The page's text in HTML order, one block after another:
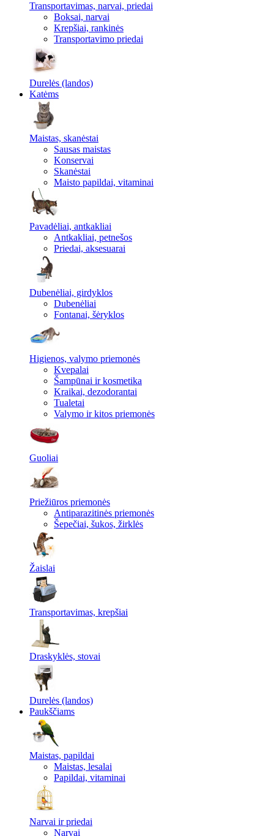
Transportavimas, narvai, priedai
Boksai, narvai
Krepšiai, rankinės
Transportavimo priedai
Durelės (landos)
Katėms
Maistas, skanėstai
Sausas maistas
Konservai
Skanėstai
Maisto papildai, vitaminai
Pavadėliai, antkakliai
Antkakliai, petnešos
Priedai, aksesuarai
Dubenėliai, girdyklos
Dubenėliai
Fontanai, šėryklos
Higienos, valymo priemonės
Kvepalai
Šampūnai ir kosmetika
Kraikai, dezodorantai
Tualetai
Valymo ir kitos priemonės
Guoliai
Priežiūros priemonės
Antiparazitinės priemonės
Šepečiai, šukos, žirklės
Žaislai
Transportavimas, krepšiai
Draskyklės, stovai
Durelės (landos)
Paukščiams
Maistas, papildai
Maistas, lesalai
Papildai, vitaminai
Narvai ir priedai
Narvai